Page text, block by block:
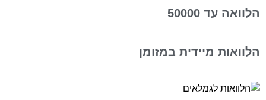
הלוואה עד 50000
הלוואות מיידית במזומן